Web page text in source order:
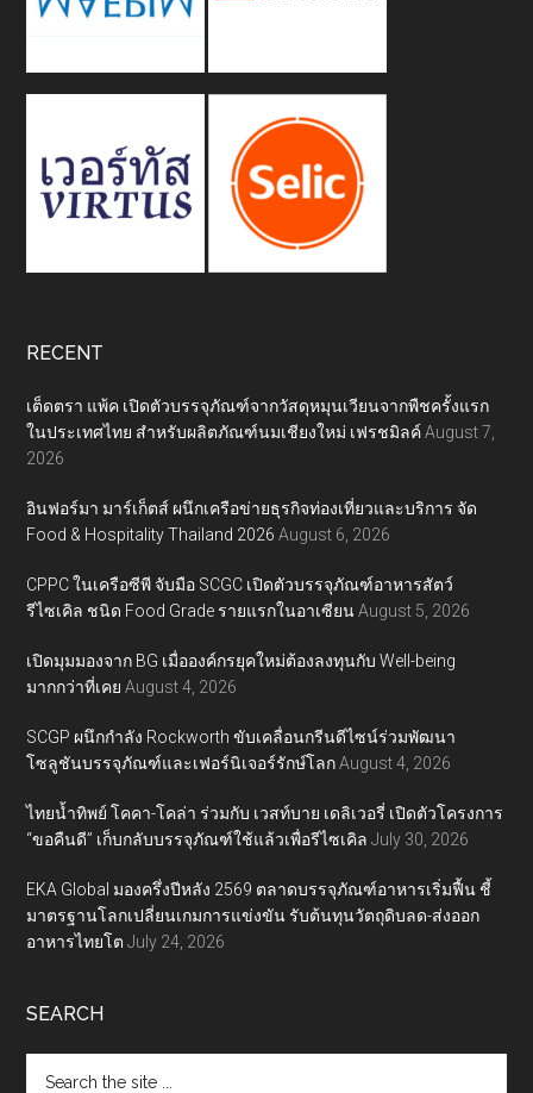
RECENT
เต็ดตรา แพ้ค เปิดตัวบรรจุภัณฑ์จากวัสดุหมุนเวียนจากพืชครั้งแรก
ในประเทศไทย สำหรับผลิตภัณฑ์นมเชียงใหม่ เฟรชมิลค์ August 7,
2026
อินฟอร์มา มาร์เก็ตส์ ผนึกเครือข่ายธุรกิจท่องเที่ยวและบริการ จัด
Food & Hospitality Thailand 2026 August 6, 2026
CPPC ในเครือซีพี จับมือ SCGC เปิดตัวบรรจุภัณฑ์อาหารสัตว์
รีไซเคิล ชนิด Food Grade รายแรกในอาเซียน August 5, 2026
เปิดมุมมองจาก BG เมื่อองค์กรยุคใหม่ต้องลงทุนกับ Well-being
มากกว่าที่เคย August 4, 2026
SCGP ผนึกกำลัง Rockworth ขับเคลื่อนกรีนดีไซน์ร่วมพัฒนา
โซลูชันบรรจุภัณฑ์และเฟอร์นิเจอร์รักษ์โลก August 4, 2026
ไทยน้ำทิพย์ โคคา-โคล่า ร่วมกับ เวสท์บาย เดลิเวอรี่ เปิดตัวโครงการ
“ขอคืนดี” เก็บกลับบรรจุภัณฑ์ใช้แล้วเพื่อรีไซเคิล July 30, 2026
EKA Global มองครึ่งปีหลัง 2569 ตลาดบรรจุภัณฑ์อาหารเริ่มฟื้น ชี้
มาตรฐานโลกเปลี่ยนเกมการแข่งขัน รับต้นทุนวัตถุดิบลด-ส่งออก
อาหารไทยโต July 24, 2026
SEARCH